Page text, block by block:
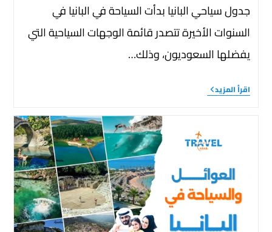
جدول سياحي البانيا بدأت السياحة في البانيا في
السنوات الأخيرة تتصدر قائمة الوجهات السياحية التي
يفضلها السعوديون، وذلك…
اقرأ المزيد